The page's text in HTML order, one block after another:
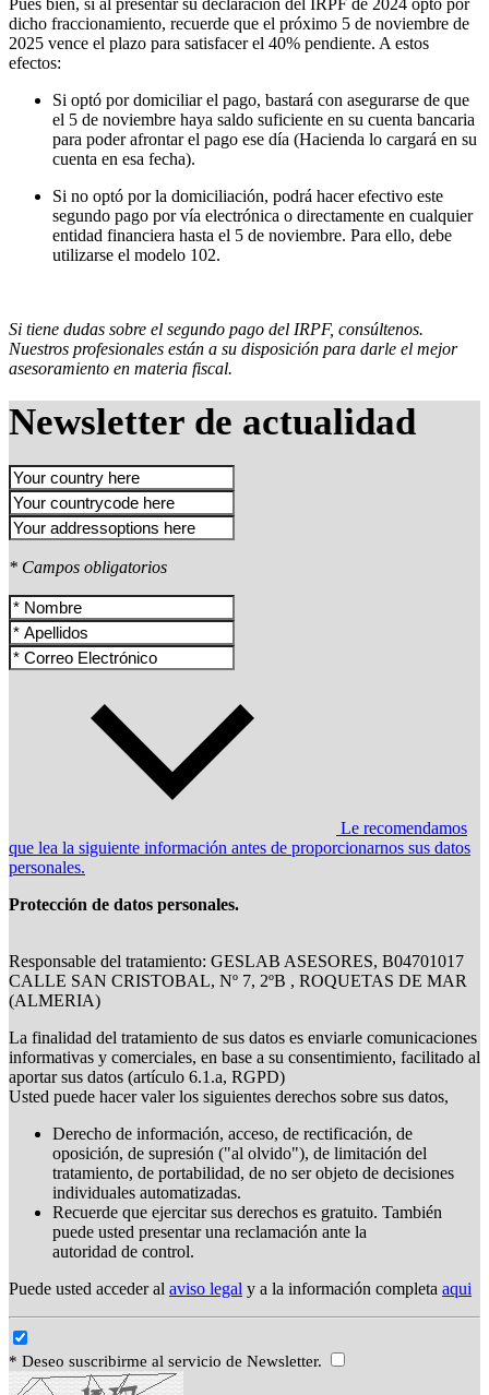
dicho fraccionamiento, recuerde que el próximo 5 de noviembre de
2025 vence el plazo para satisfacer el 40% pendiente. A estos
efectos:
Si optó por domiciliar el pago, bastará con asegurarse de que
el 5 de noviembre haya saldo suficiente en su cuenta bancaria
para poder afrontar el pago ese día (Hacienda lo cargará en su
cuenta en esa fecha).
Si no optó por la domiciliación, podrá hacer efectivo este
segundo pago por vía electrónica o directamente en cualquier
entidad financiera hasta el 5 de noviembre. Para ello, debe
utilizarse el modelo 102.
Si tiene dudas sobre el segundo pago del IRPF, consúltenos.
Nuestros profesionales están a su disposición para darle el mejor
asesoramiento en materia fiscal.
Newsletter de actualidad
* Campos obligatorios
Le recomendamos
que lea la siguiente información antes de proporcionarnos sus datos
personales.
Protección de datos personales.
Responsable del tratamiento: GESLAB ASESORES, B04701017
CALLE SAN CRISTOBAL, Nº 7, 2ºB , ROQUETAS DE MAR
(ALMERIA)
La finalidad del tratamiento de sus datos es enviarle comunicaciones
informativas y comerciales, en base a su consentimiento, facilitado al
aportar sus datos (artículo 6.1.a, RGPD)
Usted puede hacer valer los siguientes derechos sobre sus datos,
Derecho de información, acceso, de rectificación, de
oposición, de supresión ("al olvido"), de limitación del
tratamiento, de portabilidad, de no ser objeto de decisiones
individuales automatizadas.
Recuerde que ejercitar sus derechos es gratuito. También
puede usted presentar una reclamación ante la
autoridad de control.
Puede usted acceder al aviso legal y a la información completa aqui
* Deseo suscribirme al servicio de Newsletter.